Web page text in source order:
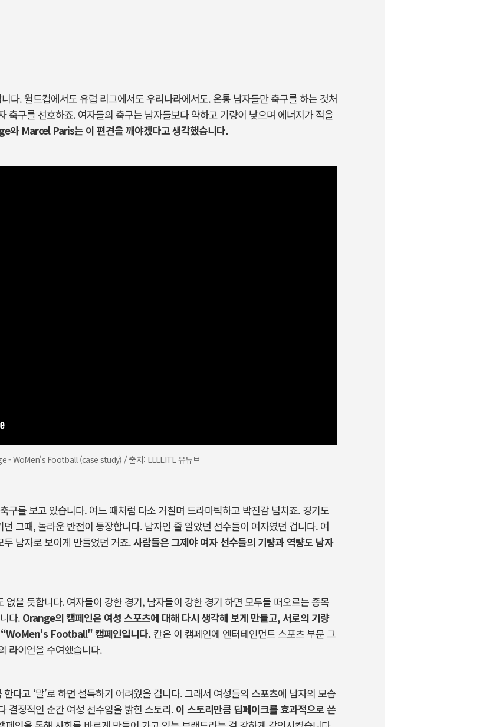
다. 월드컵에서도 유럽 리그에서도 우리나라에서도. 온통 남자들만 축구를 하는 것처
축구를 선호하죠. 여자들의 축구는 남자들보다 약하고 기량이 낮으며 에너지가 적을
와 Marcel Paris는 이 편견을 깨야겠다고 생각했습니다.
- WoMen's Football (case study) / 출처: LLLLITL 유튜브
구를 보고 있습니다. 여느 때처럼 다소 거칠며 드라마틱하고 박진감 넘치죠. 경기도
그때, 놀라운 반전이 등장합니다. 남자인 줄 알았던 선수들이 여자였던 겁니다. 여
남자로 보이게 만들었던 거죠.사람들은 그제야 여자 선수들의 기량과 역량도 남자
없을 듯합니다. 여자들이 강한 경기, 남자들이 강한 경기 하면 모두들 떠오르는 종목
다. Orange의 캠페인은 여성 스포츠에 대해 다시 생각해 보게 만들고, 서로의 기량
“WoMen's Football" 캠페인입니다.칸은 이 캠페인에 엔터테인먼트 스포츠 부문 그
라이언을 수여했습니다.
다고 ‘말’로 하면 설득하기 어려웠을 겁니다. 그래서 여성들의 스포츠에 남자의 모습
결정적인 순간 여성 선수임을 밝힌 스토리. 이 스토리만큼 딥페이크를 효과적으로 쓴